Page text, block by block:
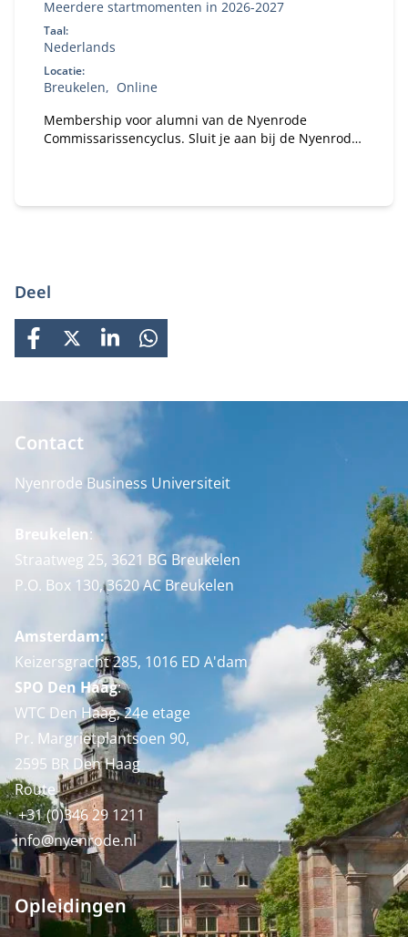
Meerdere startmomenten in 2026-2027
Taal:
Nederlands
Locatie:
Breukelen
Online
Membership voor alumni van de Nyenrode
Commissarissencyclus. Sluit je aan bij de Nyenrode
onze community?
Deel
FACEBOOK
X LINKEDINWHATSAPP
Contact
Nyenrode Business Universiteit
Breukelen:
Straatweg 25, 3621 BG Breukelen
P.O. Box 130, 3620 AC Breukelen
Amsterdam:
Keizersgracht 285, 1016 ED A'dam
SPO Den Haag:
WTC Den Haag, 24e etage
Pr. Margrietplantsoen 90,
2595 BR Den Haag
Route
+31 (0)346 29 1211
info@nyenrode.nl
Opleidingen